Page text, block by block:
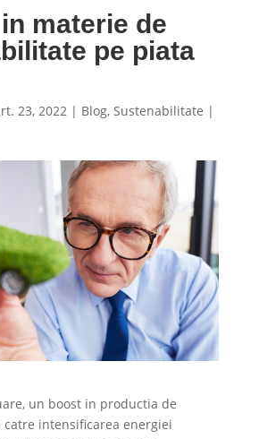
materie de
pe piata
23, 2022| Blog, Sustenabilitate |
un boost in productia de
intensificarea energiei